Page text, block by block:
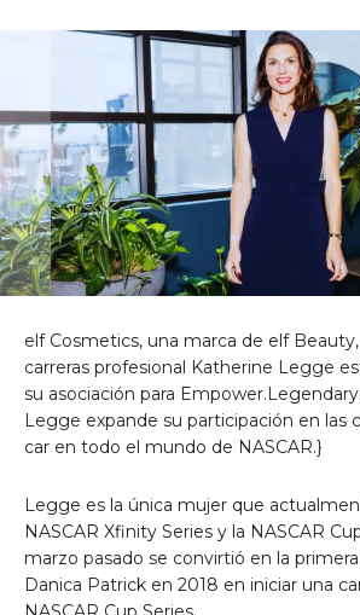
elf Cosmetics, una marca de elf
carreras profesional Katherine Legge
su asociación para
Legge expande su participación en las
car en todo el mundo de NASCAR.}
Legge es la única mujer que
NASCAR Xfinity Series y la NASCAR
marzo pasado se convirtió en la
Danica Patrick en 2018 en iniciar una